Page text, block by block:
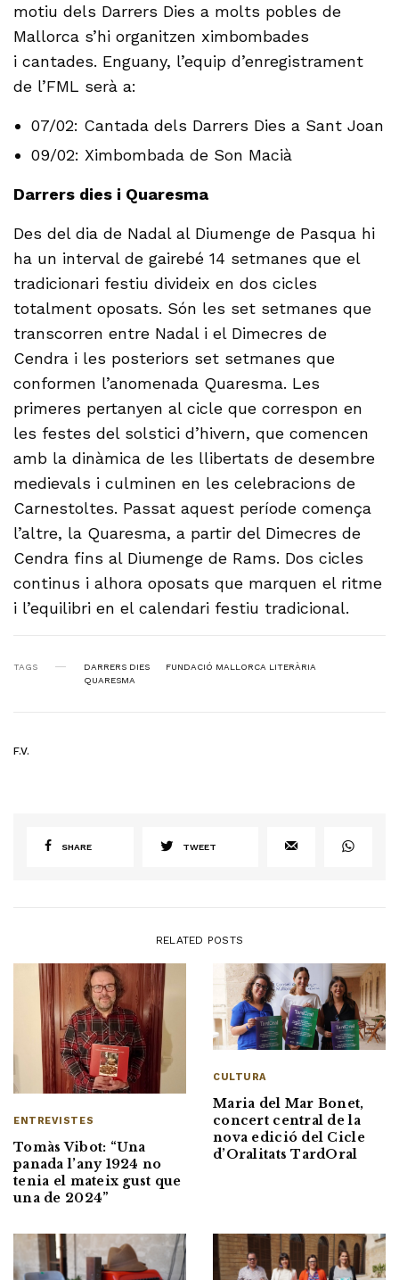
motiu dels Darrers Dies a molts pobles de
Mallorca s’hi organitzen ximbombades
i cantades. Enguany, l’equip d’enregistrament
de l’FML serà a:
07/02: Cantada dels Darrers Dies a Sant Joan
09/02: Ximbombada de Son Macià
Darrers dies i Quaresma
Des del dia de Nadal al Diumenge de Pasqua hi
ha un interval de gairebé 14 setmanes que el
tradicionari festiu divideix en dos cicles
totalment oposats. Són les set setmanes que
transcorren entre Nadal i el Dimecres de
Cendra i les posteriors set setmanes que
conformen l’anomenada Quaresma. Les
primeres pertanyen al cicle que correspon en
les festes del solstici d’hivern, que comencen
amb la dinàmica de les llibertats de desembre
medievals i culminen en les celebracions de
Carnestoltes. Passat aquest període comença
l’altre, la Quaresma, a partir del Dimecres de
Cendra fins al Diumenge de Rams. Dos cicles
continus i alhora oposats que marquen el ritme
i l’equilibri en el calendari festiu tradicional.
TAGS DARRERS DIES
FUNDACIÓ MALLORCA LITERÀRIA
QUARESMA
F.V.
SHARE TWEET
RELATED POSTS
ENTREVISTES
Tomàs Vibot: “Una
panada l’any 1924 no
tenia el mateix gust que
una de 2024”
CULTURA
Maria del Mar Bonet,
concert central de la
nova edició del Cicle
d’Oralitats TardOral